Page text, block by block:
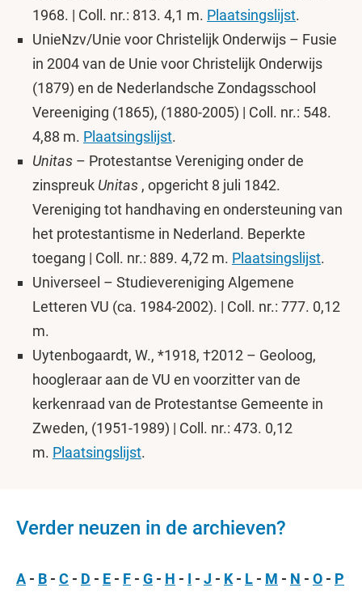
1968. | Coll. nr.: 813. 4,1 m. Plaatsingslijst.
UnieNzv/Unie voor Christelijk Onderwijs – Fusie
in 2004 van de Unie voor Christelijk Onderwijs
(1879) en de Nederlandsche Zondagsschool
Vereeniging (1865), (1880-2005) | Coll. nr.: 548.
4,88 m. Plaatsingslijst.
Unitas – Protestantse Vereniging onder de
zinspreuk Unitas , opgericht 8 juli 1842.
Vereniging tot handhaving en ondersteuning van
het protestantisme in Nederland. Beperkte
toegang | Coll. nr.: 889. 4,72 m. Plaatsingslijst.
Universeel – Studievereniging Algemene
Letteren VU (ca. 1984-2002). | Coll. nr.: 777. 0,12
m.
Uytenbogaardt, W., *1918, †2012 – Geoloog,
hoogleraar aan de VU en voorzitter van de
kerkenraad van de Protestantse Gemeente in
Zweden, (1951-1989) | Coll. nr.: 473. 0,12
m. Plaatsingslijst.
Verder neuzen in de archieven?
A - B - C - D - E - F - G - H - I - J - K- L - M - N - O - P